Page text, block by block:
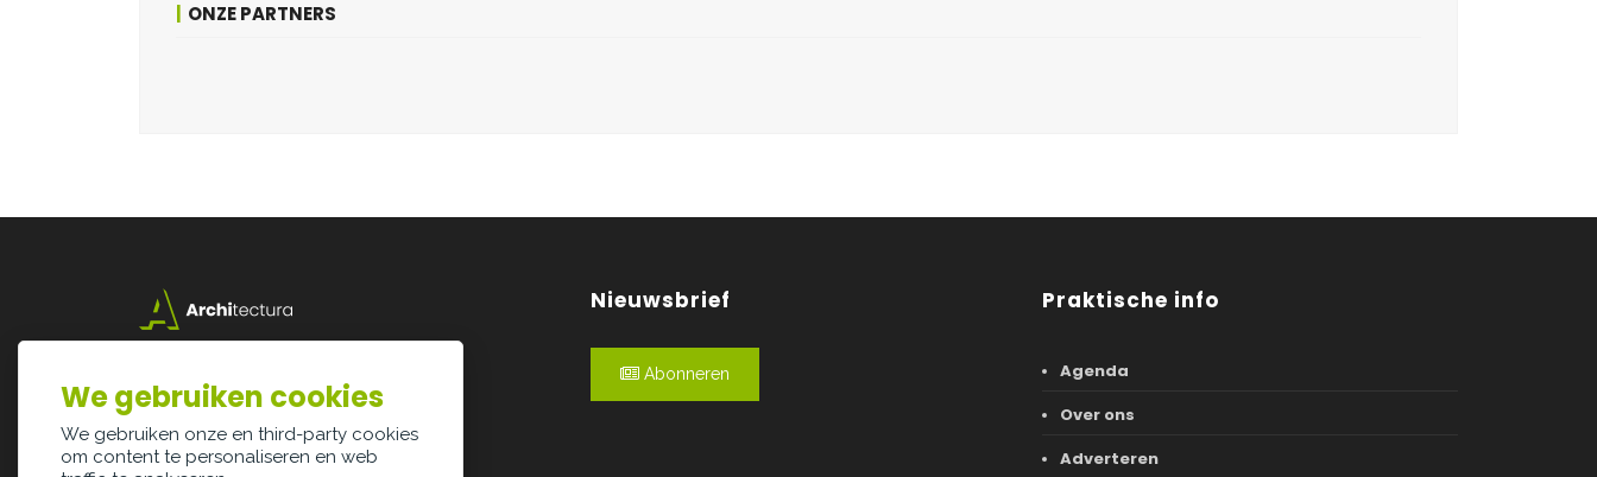
ONZE PARTNERS
3500 Hasselt
info@architectura.be
Nieuwsbrief
Abonneren
Praktische info
Agenda
Over ons
Adverteren
We gebruiken cookies
We gebruiken onze en third-party cookies
om content te personaliseren en web